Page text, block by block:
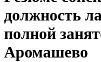
должность
полной
Аромашево